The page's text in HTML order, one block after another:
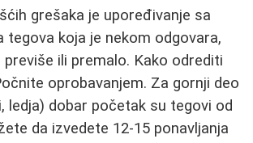
grešaka je upoređivanje sa
tegova koja je nekom odgovara,
ili premalo. Kako odrediti
oprobavanjem. Za gornji deo
ledja) dobar početak su tegovi od
da izvedete 12-15 ponavljanja